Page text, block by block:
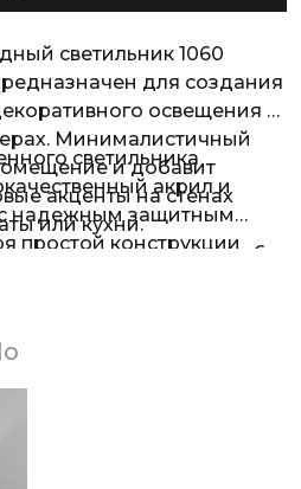
светильник 1060
для создания
освещения в
Минималистичный
и добавит
акценты на стенах
или кухни.
мощностью 6
световой поток 450
светильника
акрил и
надежным защитным
простой конструкции
на любые типы